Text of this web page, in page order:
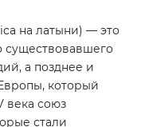
на латыни) — это
существовавшего
а позднее и
который
века союз
стали